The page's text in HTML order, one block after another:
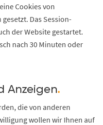
Cookies von
Das Session-
der Website gestartet.
nach 30 Minuten oder
Anzeigen.
die von anderen
wollen wir Ihnen auf